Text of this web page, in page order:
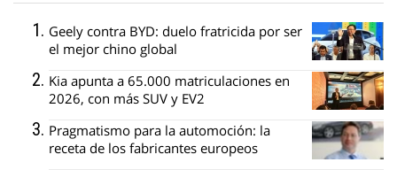
Geely contra BYD: duelo fratricida por ser
el mejor chino global
Kia apunta a 65.000 matriculaciones en
2026, con más SUV y EV2
Pragmatismo para la automoción: la
receta de los fabricantes europeos